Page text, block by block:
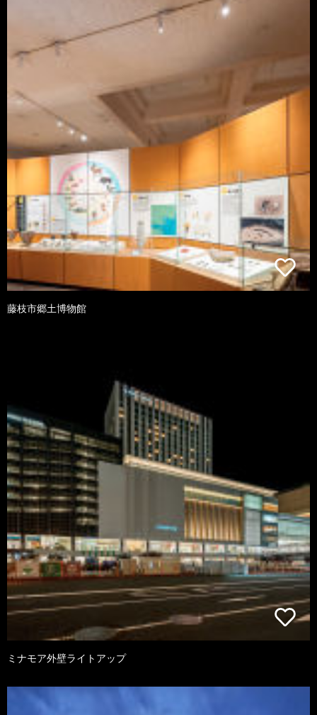
藤枝市郷土博物館
ミナモア外壁ライトアップ